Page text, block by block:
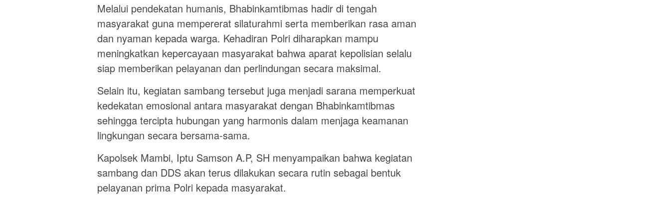
Melalui pendekatan humanis, Bhabinkamtibmas hadir di tengah
masyarakat guna mempererat silaturahmi serta memberikan rasa aman
dan nyaman kepada warga. Kehadiran Polri diharapkan mampu
meningkatkan kepercayaan masyarakat bahwa aparat kepolisian selalu
siap memberikan pelayanan dan perlindungan secara maksimal.
Selain itu, kegiatan sambang tersebut juga menjadi sarana memperkuat
kedekatan emosional antara masyarakat dengan Bhabinkamtibmas
sehingga tercipta hubungan yang harmonis dalam menjaga keamanan
lingkungan secara bersama-sama.
Kapolsek Mambi, Iptu Samson A.P, SH menyampaikan bahwa kegiatan
sambang dan DDS akan terus dilakukan secara rutin sebagai bentuk
pelayanan prima Polri kepada masyarakat.